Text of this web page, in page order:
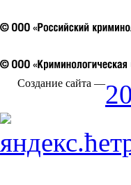
Создание сайта —